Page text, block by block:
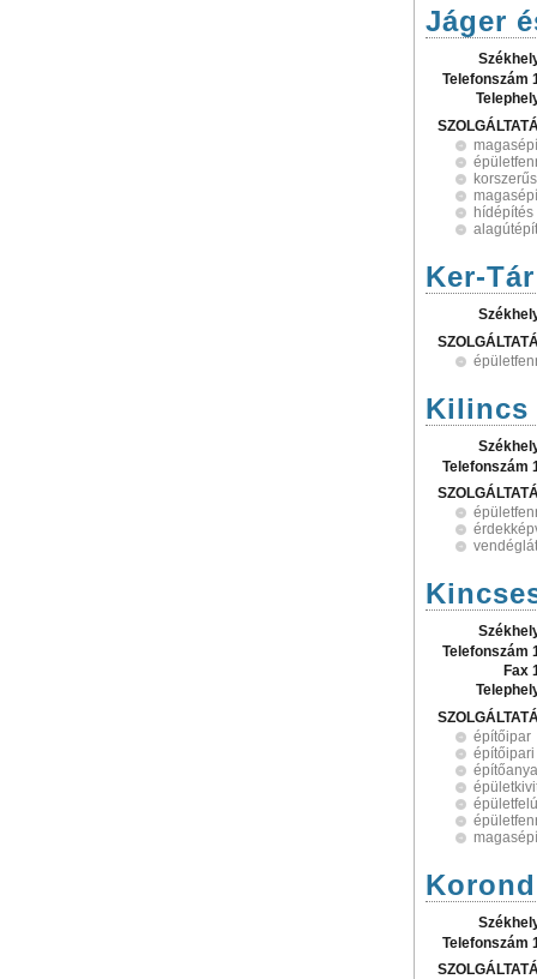
Jáger
Telefonszám
hídépítés
Ker-
Kilincs
Telefonszám
Telefonszám
Fax
építőipar
Telefonszám